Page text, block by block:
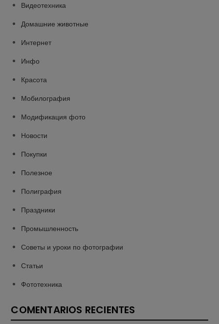
Видеотехника
Домашние животные
Интернет
Инфо
Красота
Мобилография
Модификация фото
Новости
Покупки
Полезное
Полиграфия
Праздники
Промышленность
Советы и уроки по фотографии
Статьи
Фототехника
COMENTARIOS RECIENTES